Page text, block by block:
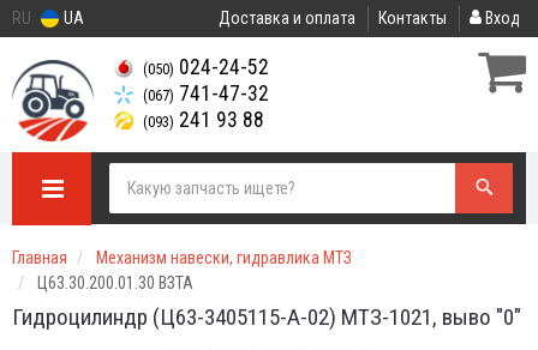
RU UA Доставка и оплата Контакты Вход
(050) 024-24-52
(067) 741-47-32
(093) 241 93 88
Главная
Механизм навески, гидравлика МТЗ
Ц63.30.200.01.30 ВЗТА
Гидроцилиндр (Ц63-3405115-А-02) МТЗ-1021, выво "0"